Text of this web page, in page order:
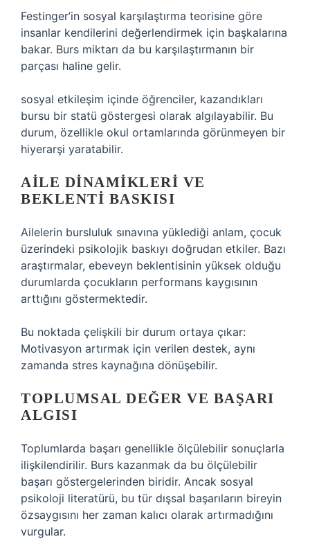
Festinger’in sosyal karşılaştırma teorisine göre
insanlar kendilerini değerlendirmek için başkalarına
bakar. Burs miktarı da bu karşılaştırmanın bir
parçası haline gelir.
sosyal etkileşim içinde öğrenciler, kazandıkları
bursu bir statü göstergesi olarak algılayabilir. Bu
durum, özellikle okul ortamlarında görünmeyen bir
hiyerarşi yaratabilir.
AILE DINAMIKLERI VE
BEKLENTI BASKISI
Ailelerin bursluluk sınavına yüklediği anlam, çocuk
üzerindeki psikolojik baskıyı doğrudan etkiler. Bazı
araştırmalar, ebeveyn beklentisinin yüksek olduğu
durumlarda çocukların performans kaygısının
arttığını göstermektedir.
Bu noktada çelişkili bir durum ortaya çıkar:
Motivasyon artırmak için verilen destek, aynı
zamanda stres kaynağına dönüşebilir.
TOPLUMSAL DEĞER VE BAŞARI
ALGISI
Toplumlarda başarı genellikle ölçülebilir sonuçlarla
ilişkilendirilir. Burs kazanmak da bu ölçülebilir
başarı göstergelerinden biridir. Ancak sosyal
psikoloji literatürü, bu tür dışsal başarıların bireyin
özsaygısını her zaman kalıcı olarak artırmadığını
vurgular.